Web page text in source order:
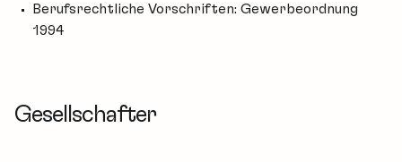
Berufsrechtliche Vorschriften: Gewerbeordnung
1994
Gesellschafter